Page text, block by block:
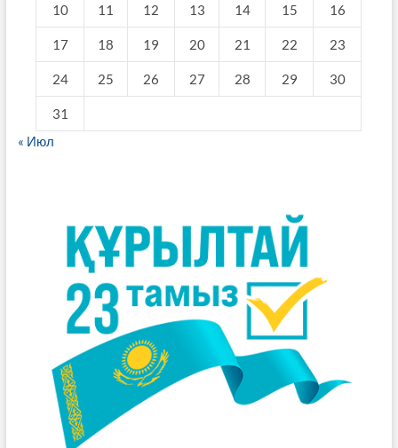
10 11 12 13 14 15 16
17 18 19 20 21 22 23
24 25 26 27 28 29 30
31
« Июл